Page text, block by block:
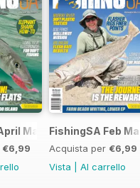
May 2026
€6,99
FishingSA Feb
Acquista per €6,99
Vista
Al carrello